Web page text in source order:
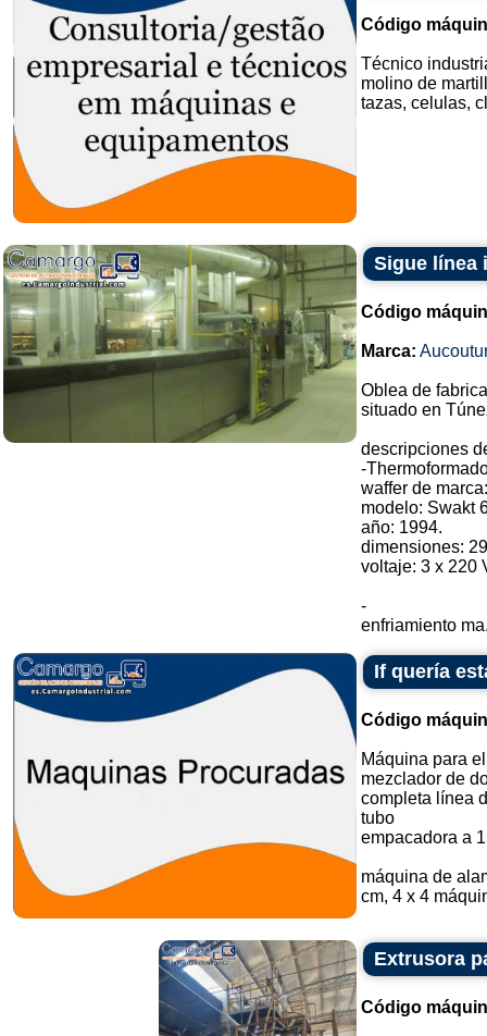
Código
Técnico
molino de
tazas, celulas,
Sigue línea
Código
Marca:
Oblea de
situado en
descripciones
-
waffer de
modelo: Swakt
año: 1994.
dimensiones:
voltaje: 3 x 220
-
enfriamiento
If quería
Código
Máquina para
mezclador de
completa línea
tubo
empacadora a
máquina de
cm, 4 x 4
Extrusora
Código